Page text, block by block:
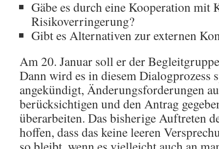
Gäbe es durch eine Kooperation mit
Risikoverringerung?
Gibt es Alternativen zur externen
Am 20. Januar soll er der
Dann wird es in diesem Dialogprozess
angekündigt, Änderungsforderungen
berücksichtigen und den Antrag
überarbeiten. Das bisherige Auftreten
hoffen, dass das keine leeren